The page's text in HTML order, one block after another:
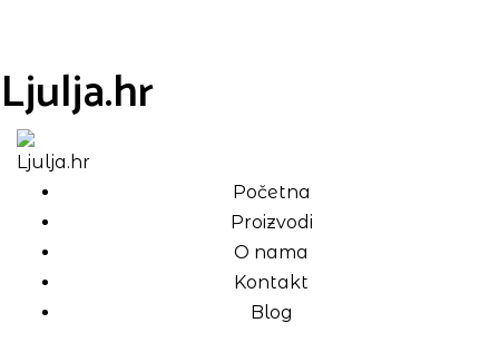
Ljulja.hr
Početna
Proizvodi
O nama
Kontakt
Blog